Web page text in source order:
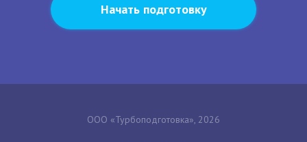
Начать подготовку
ООО «Турбоподготовка», 2026